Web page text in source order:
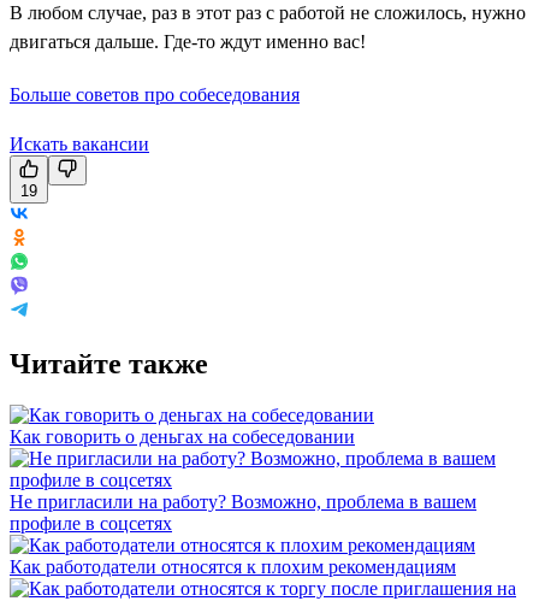
В любом случае, раз в этот раз с работой не сложилось, нужно
двигаться дальше. Где-то ждут именно вас!
Больше советов про собеседования
Искать вакансии
19
Читайте также
Как говорить о деньгах на собеседовании
Не пригласили на работу? Возможно, проблема в вашем
профиле в соцсетях
Как работодатели относятся к плохим рекомендациям